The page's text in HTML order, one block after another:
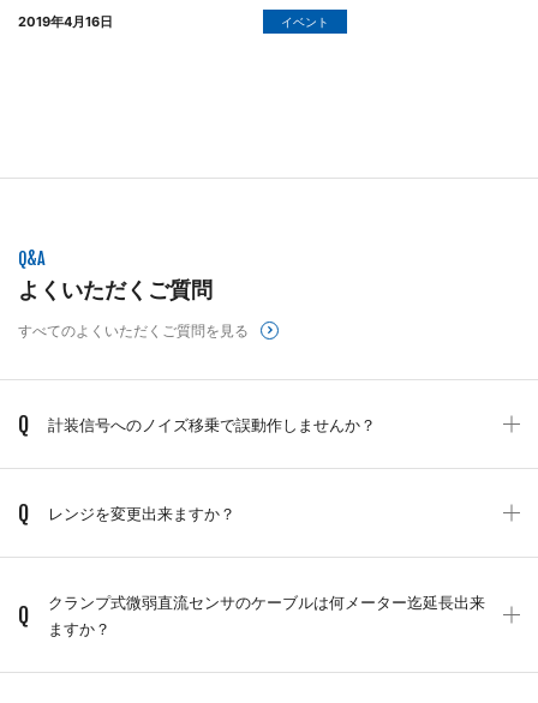
2019年4月16日 イベント
Q&A
よくいただくご質問
すべてのよくいただくご質問を見る
Q 計装信号へのノイズ移乗で誤動作しませんか？
Q レンジを変更出来ますか？
Q
クランプ式微弱直流センサのケーブルは何メーター迄延長出来
ますか？